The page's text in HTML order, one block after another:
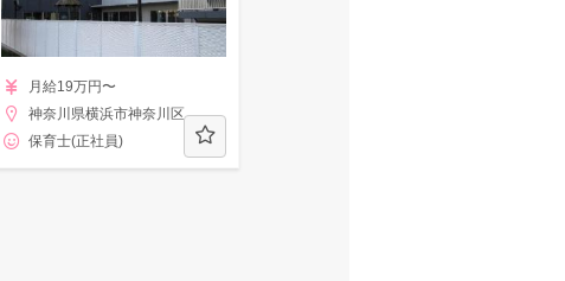
月給19万円〜
神奈川県横浜市神奈川区
保育士(正社員)